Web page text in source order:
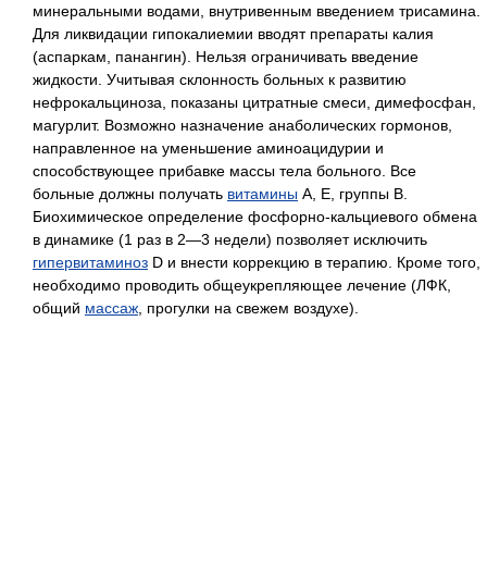
минеральными водами, внутривенным введением трисамина.
Для ликвидации гипокалиемии вводят препараты калия
(аспаркам, панангин). Нельзя ограничивать введение
жидкости. Учитывая склонность больных к развитию
нефрокальциноза, показаны цитратные смеси, димефосфан,
магурлит. Возможно назначение анаболических гормонов,
направленное на уменьшение аминоацидурии и
способствующее прибавке массы тела больного. Все
больные должны получать витамины А, Е, группы В.
Биохимическое определение фосфорно-кальциевого обмена
в динамике (1 раз в 2—3 недели) позволяет исключить
гипервитаминоз D и внести коррекцию в терапию. Кроме того,
необходимо проводить общеукрепляющее лечение (ЛФК,
общий массаж , прогулки на свежем воздухе).